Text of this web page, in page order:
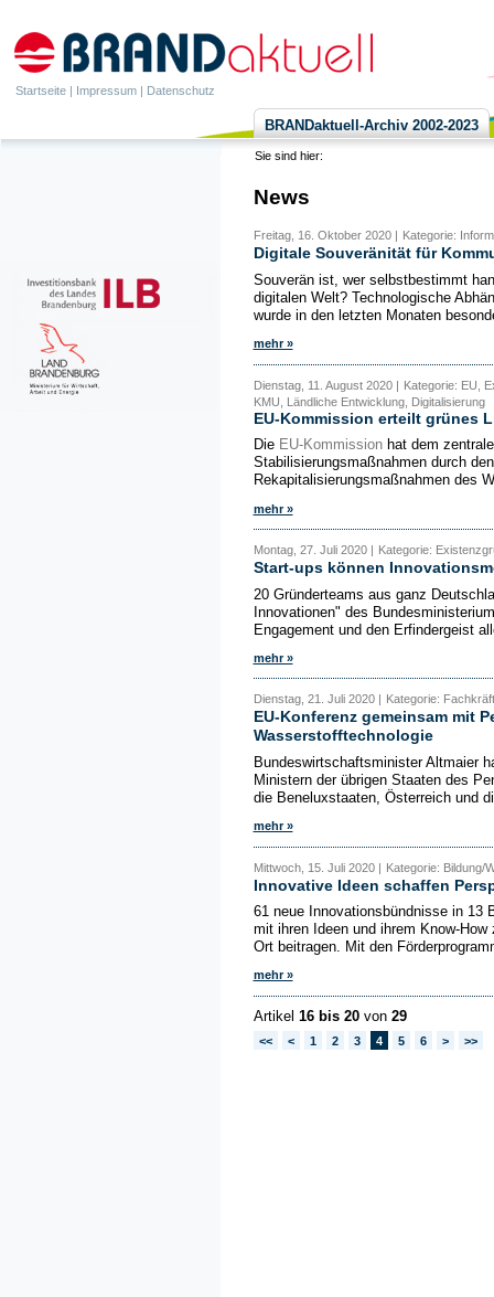
Startseite | Impressum | Datenschutz
BRANDaktuell-Archiv 2002-2023
Sie sind hier:
News
Freitag, 16. Oktober 2020 | Kategorie:
Digitale Souveränität für
Souverän ist, wer selbstbestimmt
digitalen Welt? Technologische
wurde in den letzten Monaten
mehr »
Dienstag, 11. August 2020 | Kategorie: EU,
KMU, Ländliche Entwicklung, Digitalisierung
EU-Kommission erteilt grünes
Die EU-Kommissionhat dem
Stabilisierungsmaßnahmen durch
Rekapitalisierungsmaßnahmen des
mehr »
Montag, 27. Juli 2020 | Kategorie:
Start-ups können
20 Gründerteams aus ganz
Innovationen" des
Engagement und den Erfindergeist
mehr »
Dienstag, 21. Juli 2020 | Kategorie:
EU-Konferenz gemeinsam mit
Wasserstofftechnologie
Bundeswirtschaftsminister Altmaier
Ministern der übrigen Staaten des
die Beneluxstaaten, Österreich und
mehr »
Mittwoch, 15. Juli 2020 | Kategorie: Bildung/
Innovative Ideen schaffen
61 neue Innovationsbündnisse in 13
mit ihren Ideen und ihrem Know-
Ort beitragen. Mit den
mehr »
Artikel 16 bis 20von 29
<< < 1 2 3 4 5 6 > >>